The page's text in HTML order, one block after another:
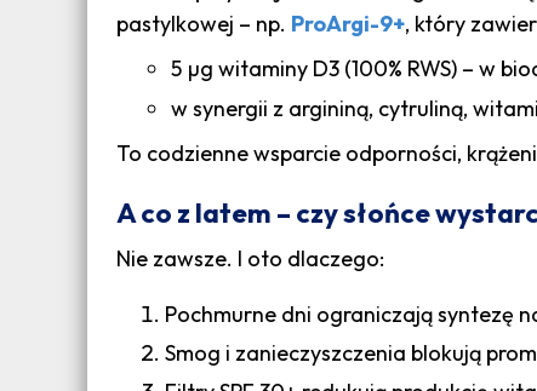
pastylkowej – np. ProArgi-9+, który
5 µg witaminy D3 (100% RWS) – w
w synergii z argininą, cytruliną,
To codzienne wsparcie odporności,
A co z latem – czy słońce
Nie zawsze. I oto dlaczego:
Pochmurne dni ograniczają syntezę
Smog i zanieczyszczenia blokują